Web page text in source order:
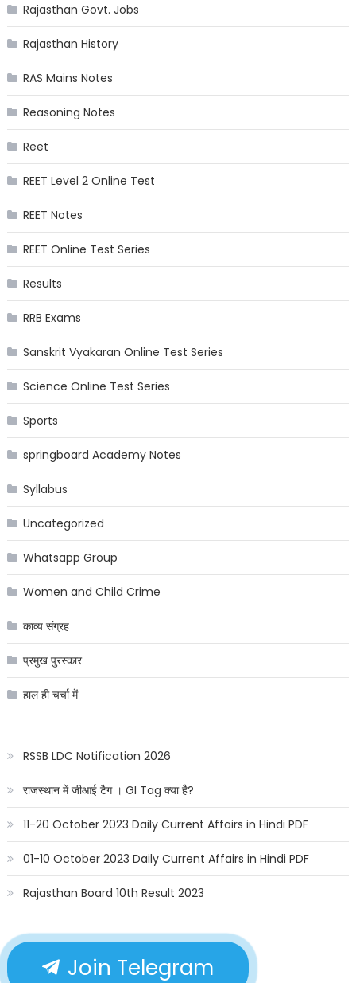
Rajasthan Govt. Jobs
Rajasthan History
RAS Mains Notes
Reasoning Notes
Reet
REET Level 2 Online Test
REET Notes
REET Online Test Series
Results
RRB Exams
Sanskrit Vyakaran Online Test Series
Science Online Test Series
Sports
springboard Academy Notes
Syllabus
Uncategorized
Whatsapp Group
Women and Child Crime
काव्य संग्रह
प्रमुख पुरस्कार
हाल ही चर्चा में
RSSB LDC Notification 2026
राजस्थान में जीआई टैग । GI Tag क्या है?
11-20 October 2023 Daily Current Affairs in Hindi PDF
01-10 October 2023 Daily Current Affairs in Hindi PDF
Rajasthan Board 10th Result 2023
Join Telegram